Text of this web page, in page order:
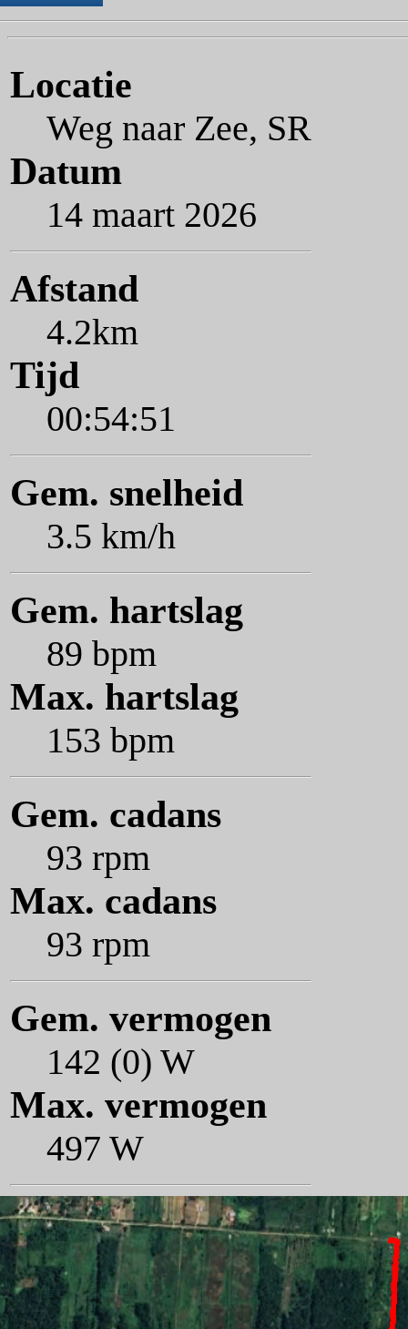
Locatie
Weg naar Zee, SR
Datum
14 maart 2026
Afstand
4.2km
Tijd
00:54:51
Gem. snelheid
3.5 km/h
Gem. hartslag
89 bpm
Max. hartslag
153 bpm
Gem. cadans
93 rpm
Max. cadans
93 rpm
Gem. vermogen
142 (0) W
Max. vermogen
497 W